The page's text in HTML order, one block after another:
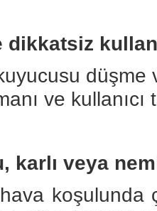
düşme
ve kullanıcı
veya nemli
koşulunda